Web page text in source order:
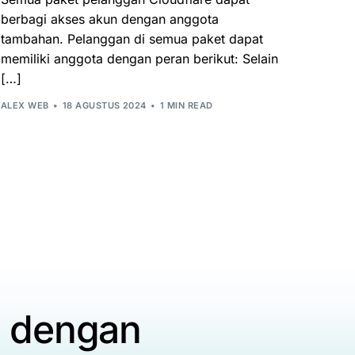
berbagi akses akun dengan anggota
tambahan. Pelanggan di semua paket dapat
memiliki anggota dengan peran berikut: Selain
[…]
ALEX WEB 18 AGUSTUS 2024 1 MIN READ